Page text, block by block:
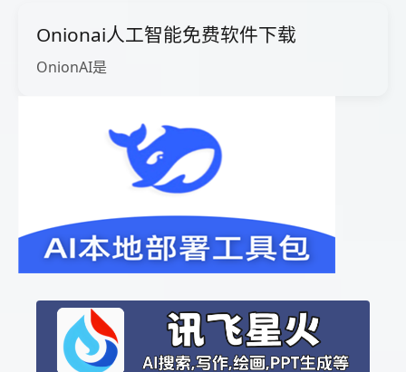
Onionai人工智能免费软件下载
OnionAI是